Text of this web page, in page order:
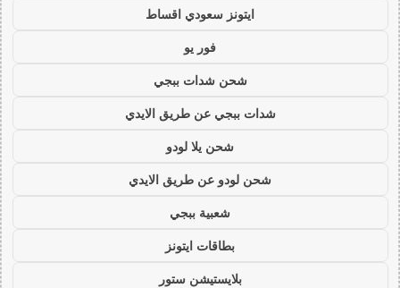
ايتونز سعودي اقساط
فور يو
شحن شدات ببجي
شدات ببجي عن طريق الايدي
شحن يلا لودو
شحن لودو عن طريق الايدي
شعبية ببجي
بطاقات ايتونز
بلايستيشن ستور